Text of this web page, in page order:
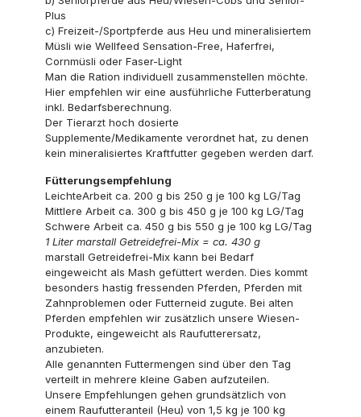
Plus
c) Freizeit-/Sportpferde aus Heu und mineralisiertem
Müsli wie Wellfeed Sensation-Free, Haferfrei,
Cornmüsli oder Faser-Light
Man die Ration individuell zusammenstellen möchte.
Hier empfehlen wir eine ausführliche Futterberatung
inkl. Bedarfsberechnung.
Der Tierarzt hoch dosierte
Supplemente/Medikamente verordnet hat, zu denen
kein mineralisiertes Kraftfutter gegeben werden darf.
Fütterungsempfehlung
LeichteArbeit ca. 200 g bis 250 g je 100 kg LG/Tag
Mittlere Arbeit ca. 300 g bis 450 g je 100 kg LG/Tag
Schwere Arbeit ca. 450 g bis 550 g je 100 kg LG/Tag
1 Liter marstall Getreidefrei-Mix = ca. 430 g
marstall Getreidefrei-Mix kann bei Bedarf
eingeweicht als Mash gefüttert werden. Dies kommt
besonders hastig fressenden Pferden, Pferden mit
Zahnproblemen oder Futterneid zugute. Bei alten
Pferden empfehlen wir zusätzlich unsere Wiesen-
Produkte, eingeweicht als Raufutterersatz,
anzubieten.
Alle genannten Futtermengen sind über den Tag
verteilt in mehrere kleine Gaben aufzuteilen.
Unsere Empfehlungen gehen grundsätzlich von
einem Raufutteranteil (Heu) von 1,5 kg je 100 kg